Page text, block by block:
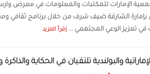
الإمارات للمكتبات والمعلومات في معرض
الشارقة ضيف شرف من خلال برنامج ثقافي
في تعزيز الوعي المجتمعي ... إقرأ المزيد
والبولندية تلتقيان في الحكاية